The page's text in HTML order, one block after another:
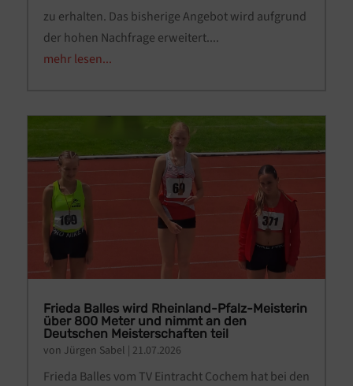
zu erhalten. Das bisherige Angebot wird aufgrund
der hohen Nachfrage erweitert....
mehr lesen...
Frieda Balles wird Rheinland-Pfalz-Meisterin
über 800 Meter und nimmt an den
Deutschen Meisterschaften teil
von Jürgen Sabel | 21.07.2026
Frieda Balles vom TV Eintracht Cochem hat bei den